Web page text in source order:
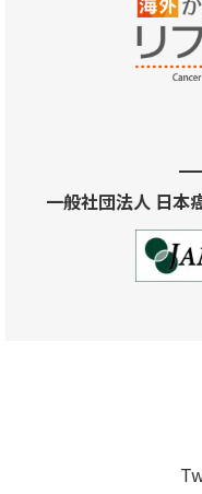
一般社団法人 日本